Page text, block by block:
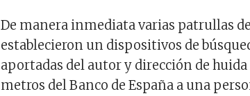
De manera inmediata varias patrullas
establecieron un dispositivos de
aportadas del autor y dirección de huida
metros del Banco de España a una